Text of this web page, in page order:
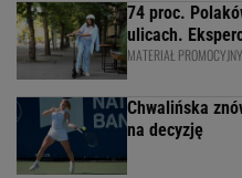
74 proc.
ulicach.
MATERIAŁ PROMOCYJNY
Chwalińska
na decyzję